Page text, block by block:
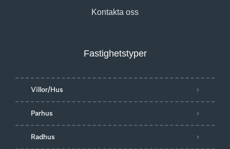
Kontakta oss
Fastighetstyper
Villor/Hus
Parhus
Radhus